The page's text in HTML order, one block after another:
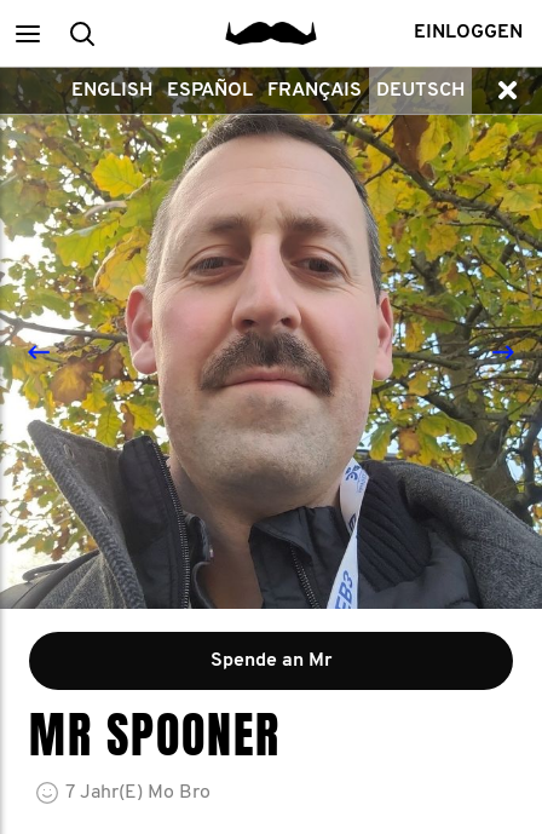
Main
menu
Search EINLOGGEN
ENGLISH ESPAÑOL FRANÇAIS DEUTSCH
Spende an Mr
MR SPOONER
7 Jahr(e) Mo Bro